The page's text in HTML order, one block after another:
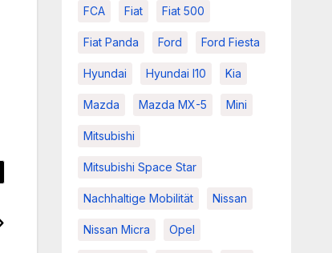
FCA Fiat Fiat 500
Fiat Panda Ford Ford Fiesta
Hyundai Hyundai I10 Kia
Mazda Mazda MX-5 Mini
Mitsubishi
Mitsubishi Space Star
Nachhaltige Mobilität Nissan
Nissan Micra Opel